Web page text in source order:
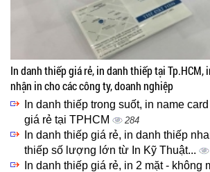
In danh thiếp giá rẻ, in danh thiếp tại Tp.HCM,
nhận in cho các công ty, doanh nghiệp
In danh thiếp trong suốt, in name
giá rẻ tại TPHCM
284
In danh thiếp giá rẻ, in danh thiếp
thiếp số lượng lớn từ In Kỹ Thuật...
In danh thiếp giá rẻ, in 2 mặt - không